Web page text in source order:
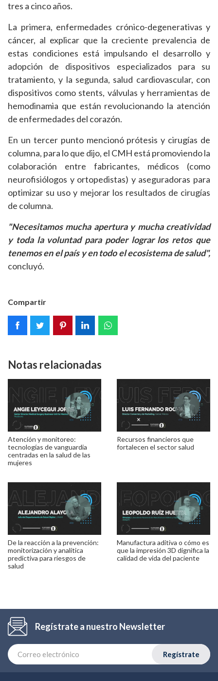
tres a cinco años.
La primera, enfermedades crónico-degenerativas y
cáncer, al explicar que la creciente prevalencia de
estas condiciones está impulsando el desarrollo y
adopción de dispositivos especializados para su
tratamiento, y la segunda, salud cardiovascular, con
dispositivos como stents, válvulas y herramientas de
hemodinamia que están revolucionando la atención
de enfermedades del corazón.
En un tercer punto mencionó prótesis y cirugías de
columna, para lo que dijo, el CMH está promoviendo la
colaboración entre fabricantes, médicos (como
neurofisiólogos y ortopedistas) y aseguradoras para
optimizar su uso y mejorar los resultados de cirugías
de columna.
"Necesitamos mucha apertura y mucha creatividad
y toda la voluntad para poder lograr los retos que
tenemos en el país y en todo el ecosistema de salud",
concluyó.
Compartir
Notas relacionadas
Atención y monitoreo:
tecnologías de vanguardia
centradas en la salud de las
mujeres
Recursos financieros que
fortalecen el sector salud
De la reacción a la prevención:
monitorización y analítica
predictiva para riesgos de
salud
Manufactura aditiva o cómo es
que la impresión 3D dignifica la
calidad de vida del paciente
Regístrate a nuestro Newsletter
Regístrate